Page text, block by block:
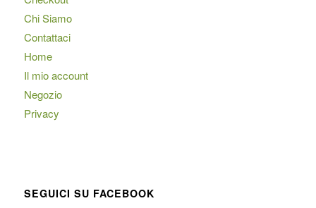
Chi Siamo
Contattaci
Home
Il mio account
Negozio
Privacy
SEGUICI SU FACEBOOK